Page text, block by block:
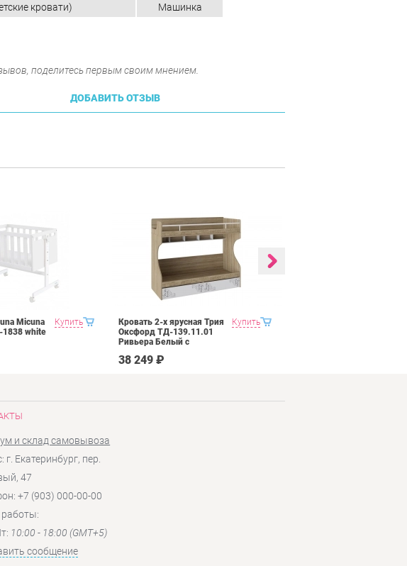
кровати)
Машинка
поделитесь первым своим мнением.
ДОБАВИТЬ ОТЗЫВ
Купить
Micuna
white
Купить
Кровать 2-х ярусная Трия
Оксфорд ТД-139.11.01
Ривьера Белый с
38 249 ₽
и склад самовывоза
г. Екатеринбург, пер.
47
+7 (903) 000-00-00
10:00 - 18:00 (GMT+5)
сообщение